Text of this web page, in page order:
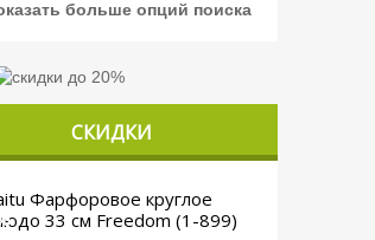
больше опций поиска
СКИДКИ
Фарфоровое круглое
33 см Freedom (1-899)